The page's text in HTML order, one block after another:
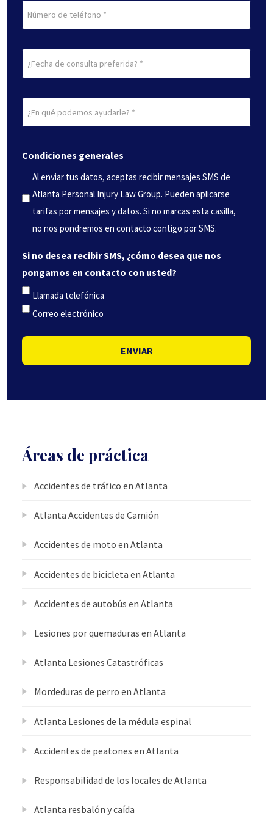
Teléfono
de
preferida
(Obligatorio)
qué
ayudarle?
(Obligatorio)
Condiciones generales
Al enviar tus datos, aceptas recibir mensajes SMS de
Atlanta Personal Injury Law Group. Pueden aplicarse
tarifas por mensajes y datos. Si no marcas esta casilla,
no nos pondremos en contacto contigo por SMS.
Si no desea recibir SMS, ¿cómo desea que nos
pongamos en contacto con usted?
Llamada telefónica
Correo electrónico
ENVIAR
Áreas de práctica
Accidentes de tráfico en Atlanta
Atlanta Accidentes de Camión
Accidentes de moto en Atlanta
Accidentes de bicicleta en Atlanta
Accidentes de autobús en Atlanta
Lesiones por quemaduras en Atlanta
Atlanta Lesiones Catastróficas
Mordeduras de perro en Atlanta
Atlanta Lesiones de la médula espinal
Accidentes de peatones en Atlanta
Responsabilidad de los locales de Atlanta
Atlanta resbalón y caída